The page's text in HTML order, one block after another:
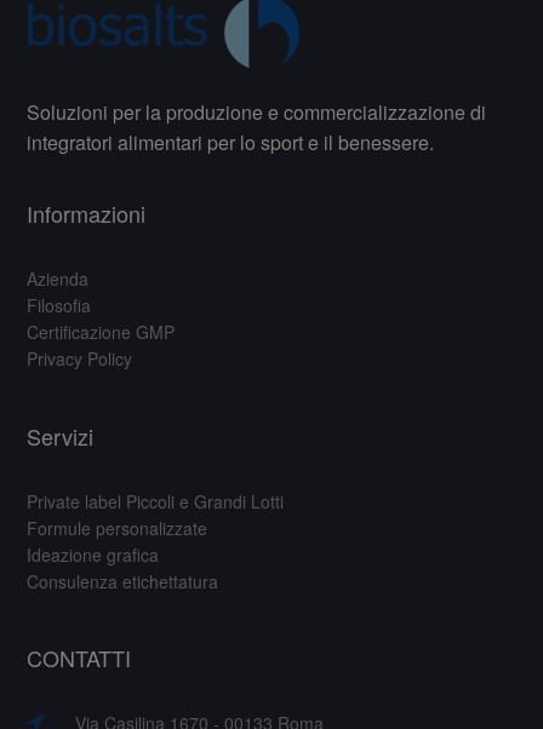
Soluzioni per la produzione e commercializzazione di
integratori alimentari per lo sport e il benessere.
Informazioni
Azienda
Filosofia
Certificazione GMP
Privacy Policy
Servizi
Private label Piccoli e Grandi Lotti
Formule personalizzate
Ideazione grafica
Consulenza etichettatura
CONTATTI
Via Casilina 1670 - 00133 Roma